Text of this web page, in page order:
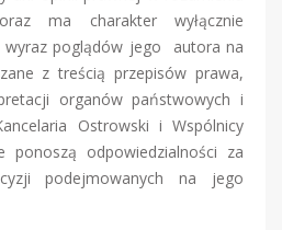
ma charakter wyłącznie
poglądów jego autora na
z treścią przepisów prawa,
organów państwowych i
Ostrowski i Wspólnicy
ponoszą odpowiedzialności za
podejmowanych na jego